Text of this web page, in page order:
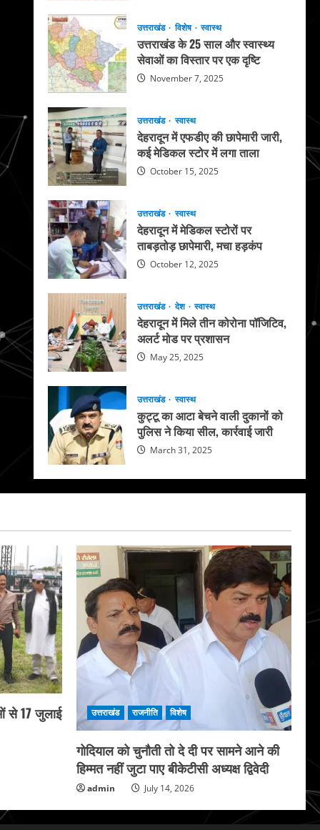
उत्तराखंड
विशेष स्वास्थ
उत्तराखंड के 25 साल और स्वास्थ्य
सेवाओं का विस्तार पर एक दृष्टि
November 7, 2025
उत्तराखंड स्वास्थ
देहरादून में एफडीए की छापेमारी जारी,
कई मेडिकल स्टोर में लगा ताला
October 15, 2025
उत्तराखंड स्वास्थ
देहरादून में मेडिकल स्टोरों पर
ताबड़तोड़ छापेमारी, मचा हड़कंप
October 12, 2025
उत्तराखंड देश स्वास्थ
देहरादून में मिले तीन कोरोना पॉजिटिव,
अलर्ट मोड पर प्रशासन
May 25, 2025
उत्तराखंड स्वास्थ
कुट्टू का आटा बेचने वाली दुकानों को
पुलिस ने किया सील, कार्रवाई जारी
March 31, 2025
से 17 जुलाई
उत्तराखंड राजनीति विशेष
गोदियाल को चुनौती तो दे दी पर सामने आने की
हिम्मत नहीं जुटा पाए बीकेटीसी अध्यक्ष द्विवेदी
admin July 14, 2026